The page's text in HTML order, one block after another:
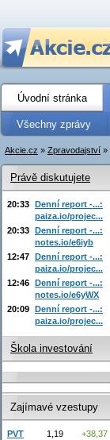
Úvodní stránka
Všechny zprávy
Akcie.cz » Zpravodajství »
Právě diskutujete
20:33 Denní report -...:
paiza.io/projec...
20:33 Denní report -...:
notes.io/e6iyb
12:47 Denní report -...:
paiza.io/projec...
12:46 Denní report -...:
notes.io/e6yWX
20:09 Denní report -...:
paiza.io/projec...
Škola investování
Zajímavé vzestupy
PVT 1,19
+38,37